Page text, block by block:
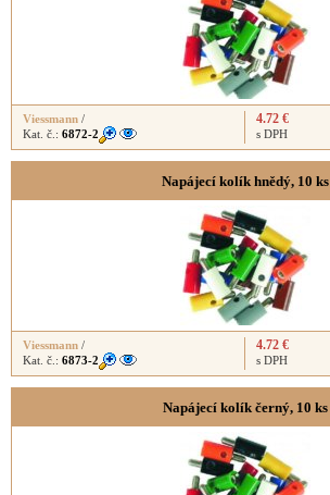
Viessmann /
Kat. č.: 6872-2
4.72 €
s DPH
Napájecí kolík hnědý, 10 ks
Viessmann /
Kat. č.: 6873-2
4.72 €
s DPH
Napájecí kolík černý, 10 ks